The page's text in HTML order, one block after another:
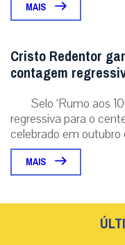
MAIS
Cristo Redentor
contagem
Selo ‘Rumo aos
regressiva para o
celebrado em outubro
MAIS